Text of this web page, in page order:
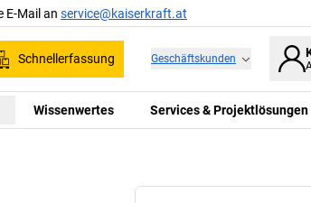
E-Mail an service@kaiserkraft.at
Schnellerfassung Geschäftskunden
Wissenwertes Services & Projektlösungen